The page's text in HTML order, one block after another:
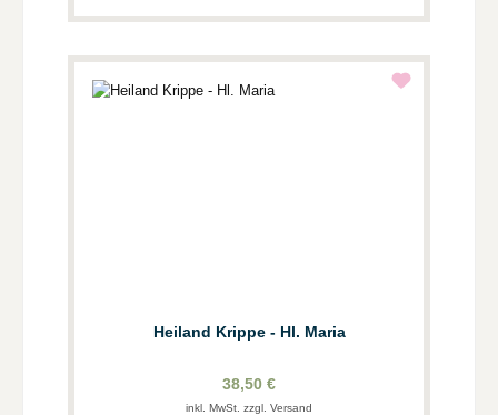
Heiland Krippe - Hl. Maria
38,50 €
inkl. MwSt. zzgl. Versand